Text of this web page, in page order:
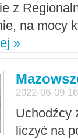
z
na mocy
»
2022-06-09
Uchodźcy
liczyć na